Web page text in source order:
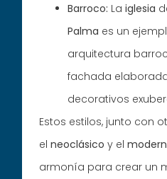
Barroco: Laiglesia
Palma es un
arquitectura
fachada
decorativos
Estos estilos, junto con
elneoclásico y el
armonía para crear un